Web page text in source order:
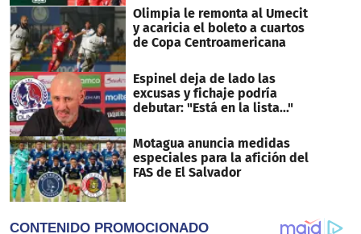
Olimpia le remonta al Umecit
y acaricia el boleto a cuartos
de Copa Centroamericana
Espinel deja de lado las
excusas y fichaje podría
debutar: "Está en la lista..."
Motagua anuncia medidas
especiales para la afición del
FAS de El Salvador